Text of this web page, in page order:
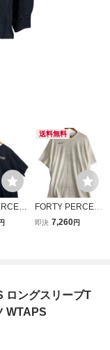
RIG
円
送料無料
FORTY PERCEN
TS AGAINST RIG
即決 7,260円
ロングスリーブT
WTAPS